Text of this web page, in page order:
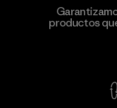
Sheico Thailand
Factoryproductos